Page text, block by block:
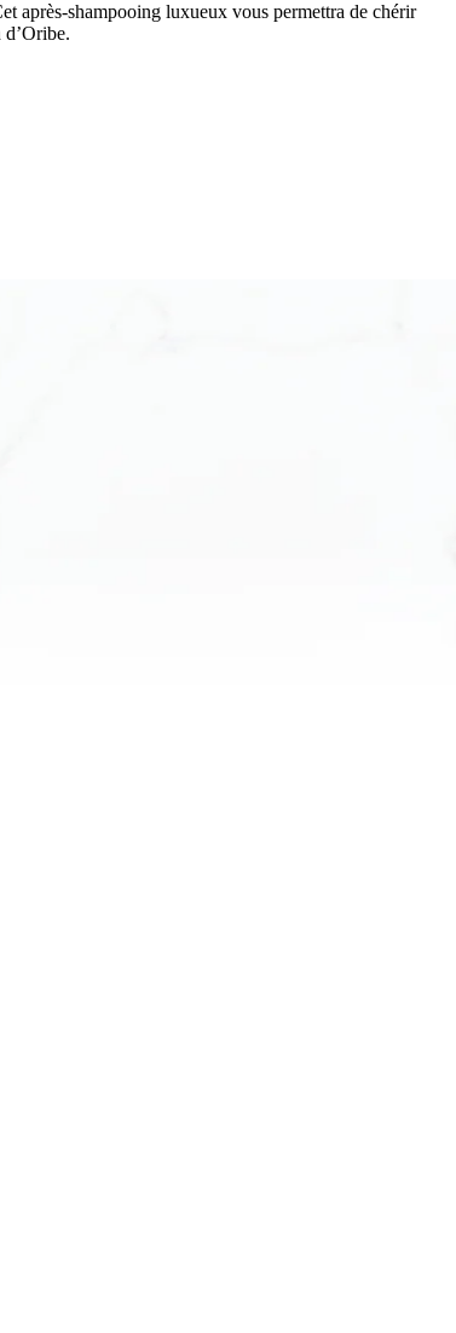
après-shampooing luxueux vous permettra de chérir